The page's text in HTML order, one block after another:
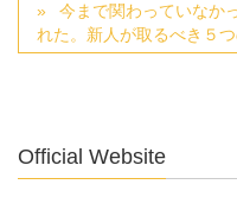
今まで関わっていなか
れた。新人が取るべき５
Official Website